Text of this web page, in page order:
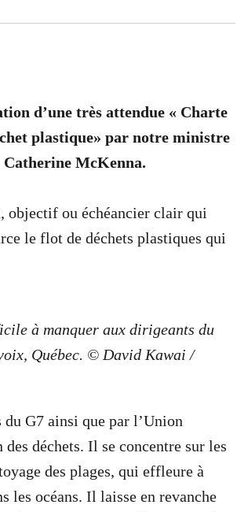
d’une très attendue « Charte
plastique» par notre ministre
McKenna.
objectif ou échéancier clair qui
le flot de déchets plastiques qui
à manquer aux dirigeants du
Québec. © David Kawai /
G7 ainsi que par l’Union
déchets. Il se concentre sur les
des plages, qui effleure à
les océans. Il laisse en revanche